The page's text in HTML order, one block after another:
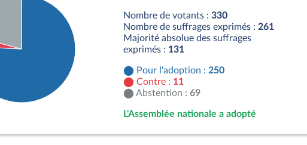
: 11 députés
Nombre de votants : 330
Nombre de suffrages exprimés : 261
Majorité absolue des suffrages
exprimés : 131
Pour l'adoption : 250
Contre : 11
Abstention : 69
L'Assemblée nationale a adopté